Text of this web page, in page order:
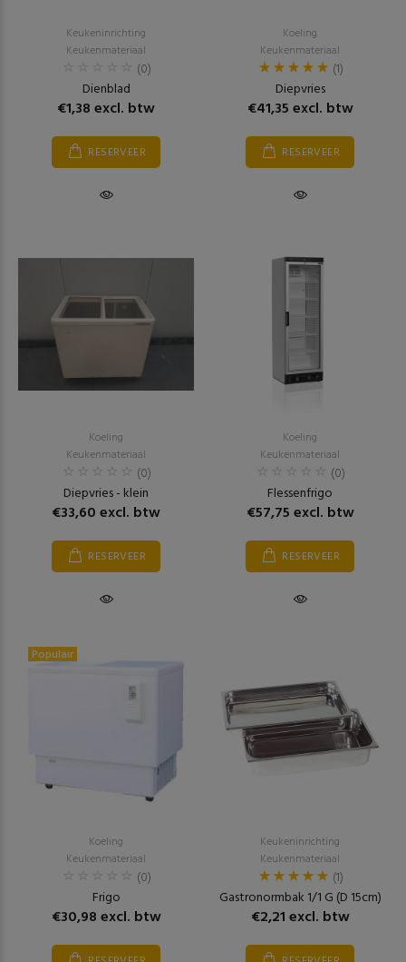
Keukeninrichting
Keukenmateriaal
(0)
Dienblad
€1,38 excl. btw
RESERVEER
Koeling
Keukenmateriaal
(1)
Diepvries
€41,35 excl. btw
RESERVEER
Koeling
Keukenmateriaal
(0)
Diepvries - klein
€33,60 excl. btw
RESERVEER
Koeling
Keukenmateriaal
(0)
Flessenfrigo
€57,75 excl. btw
RESERVEER
Populair
Koeling
Keukenmateriaal
(0)
Frigo
€30,98 excl. btw
Keukeninrichting
Keukenmateriaal
(1)
Gastronormbak 1/1 G (D 15cm)
€2,21 excl. btw